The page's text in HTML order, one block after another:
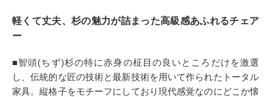
かたなび コラム
Q＆A 販売・施工代理店募集
お気に入り
軽くて丈夫、杉の魅力が詰まった高級感あふれるチェア
ー
■智頭(ちず)杉の特に赤身の柾目の良いところだけを激選
し、伝統的な匠の技術と最新技術を用いて作られたトータル
家具。縦格子をモチーフにしており現代感覚なのにどこか懐